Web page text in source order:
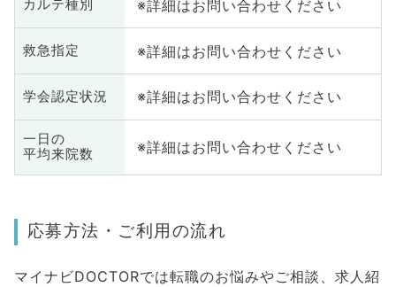
カルテ種別 ※詳細はお問い合わせください
救急指定 ※詳細はお問い合わせください
学会認定状況 ※詳細はお問い合わせください
一日の
平均来院数
※詳細はお問い合わせください
応募方法・ご利用の流れ
マイナビDOCTORでは転職のお悩みやご相談、求人紹